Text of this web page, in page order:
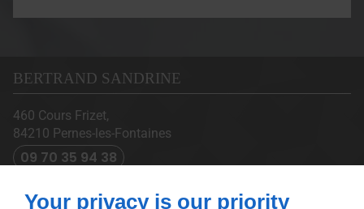
BERTRAND SANDRINE
460 Cours Frizet,
84210 Pernes-les-Fontaines
09 70 35 94 38
Your privacy is our priority